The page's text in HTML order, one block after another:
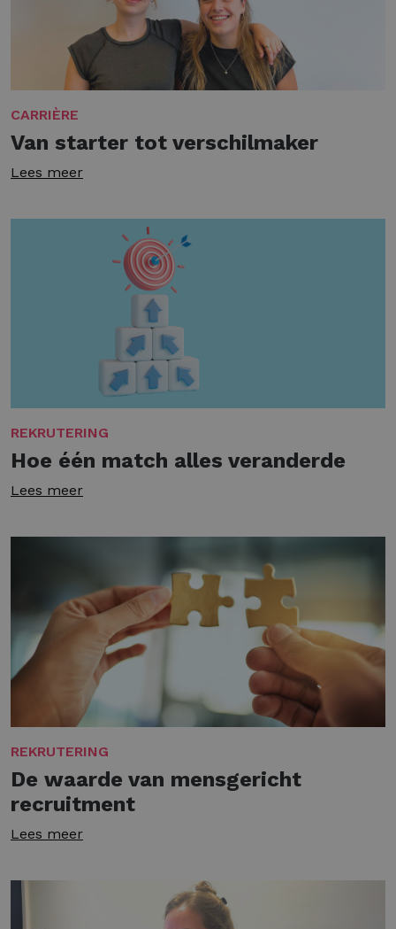
CARRIÈRE
Van starter tot verschilmaker
Lees meer
REKRUTERING
Hoe één match alles veranderde
Lees meer
REKRUTERING
De waarde van mensgericht
recruitment
Lees meer